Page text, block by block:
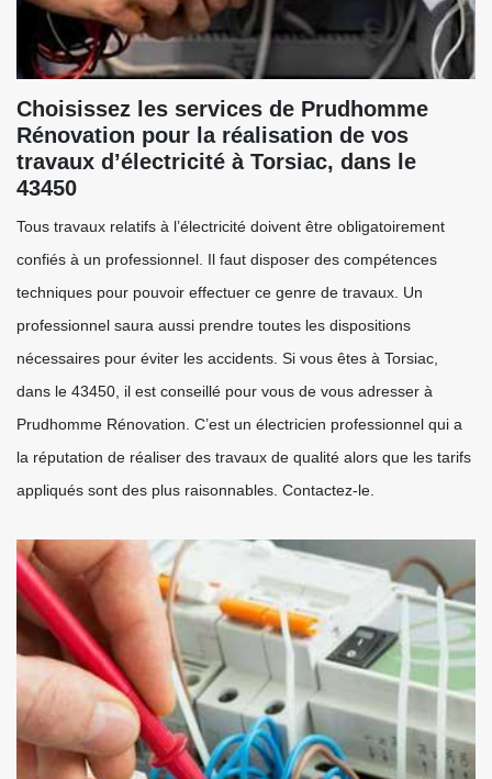
Choisissez les services de Prudhomme
Rénovation pour la réalisation de vos
travaux d’électricité à Torsiac, dans le
43450
Tous travaux relatifs à l’électricité doivent être obligatoirement
confiés à un professionnel. Il faut disposer des compétences
techniques pour pouvoir effectuer ce genre de travaux. Un
professionnel saura aussi prendre toutes les dispositions
nécessaires pour éviter les accidents. Si vous êtes à Torsiac,
dans le 43450, il est conseillé pour vous de vous adresser à
Prudhomme Rénovation. C’est un électricien professionnel qui a
la réputation de réaliser des travaux de qualité alors que les tarifs
appliqués sont des plus raisonnables. Contactez-le.